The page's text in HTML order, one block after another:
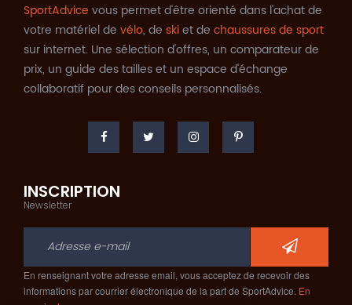
SportAdvice vous permet d'être orienté dans l'achat de
votre matériel de vélo, de skiet de chaussures de sport
sur internet. Une sélection d'offres, un comparateur de
prix, un guide des tailles et un espace d'échange
collaboratif pour des conseils personnalisés.
INSCRIPTION
Newsletter
En renseignant votre adresse email, vous acceptez de recevoir des
informations par courrier électronique de la part de SportAdvice. En